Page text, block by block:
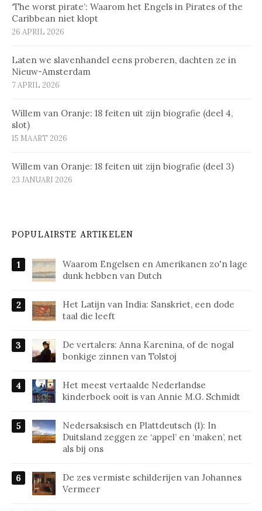
‘The worst pirate’: Waarom het Engels in Pirates of the
Caribbean niet klopt
26 APRIL 2026
Laten we slavenhandel eens proberen, dachten ze in
Nieuw-Amsterdam
7 APRIL 2026
Willem van Oranje: 18 feiten uit zijn biografie (deel 4,
slot)
15 MAART 2026
Willem van Oranje: 18 feiten uit zijn biografie (deel 3)
23 JANUARI 2026
POPULAIRSTE ARTIKELEN
Waarom Engelsen en Amerikanen zo'n lage
dunk hebben van Dutch
Het Latijn van India: Sanskriet, een dode
taal die leeft
De vertalers: Anna Karenina, of de nogal
bonkige zinnen van Tolstoj
Het meest vertaalde Nederlandse
kinderboek ooit is van Annie M.G. Schmidt
Nedersaksisch en Plattdeutsch (1): In
Duitsland zeggen ze ‘appel’ en ‘maken’, net
als bij ons
De zes vermiste schilderijen van Johannes
Vermeer